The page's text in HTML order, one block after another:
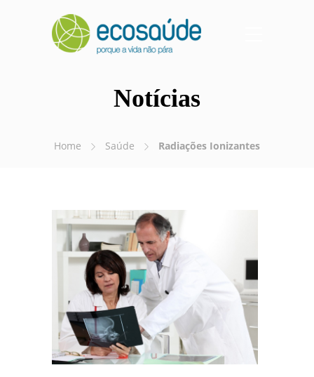
Notícias
Home Saúde Radiações Ionizantes